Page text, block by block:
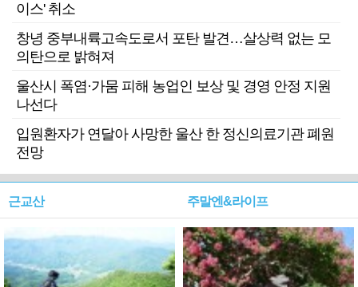
이스' 취소
창녕 중부내륙고속도로서 포탄 발견…살상력 없는 모
의탄으로 밝혀져
울산시 폭염·가뭄 피해 농업인 보상 및 경영 안정 지원
나선다
입원환자가 연달아 사망한 울산 한 정신의료기관 폐원
전망
근교산 주말엔&라이프